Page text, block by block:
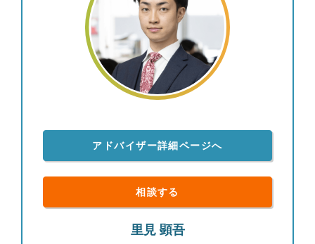
アドバイザー詳細ページへ
相談する
里見 顕吾